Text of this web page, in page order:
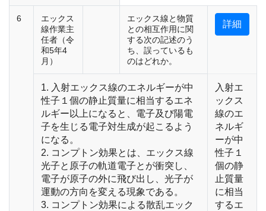
6
エックス
線作業主
任者（令
和5年4
月）
エックス線と物質
との相互作用に関
する次の記述のう
ち、誤っているも
のはどれか。
詳細
1. 入射エックス線のエネルギーが中
性子１個の静止質量に相当するエネ
ルギー以上になると、電子及び陽電
子を生じる電子対生成が起こるよう
になる。
2. コンプトン効果とは、エックス線
光子と原子の軌道電子とが衝突し、
電子が原子の外に飛び出し、光子が
運動の方向を変える現象である。
3. コンプトン効果による散乱エック
入射エ
ックス
線のエ
ネルギ
ーが中
性子１
個の静
止質量
に相当
するエ